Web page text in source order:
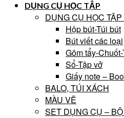
DỤNG CỤ HỌC TẬP
DỤNG CỤ HỌC
Hộp bút-Túi bút
Bút viết các loại
Gôm tẩy-
Sổ-Tập vở
Giấy note –
BALO, TÚI XÁCH
MÀU VẼ
SET DỤNG CỤ –